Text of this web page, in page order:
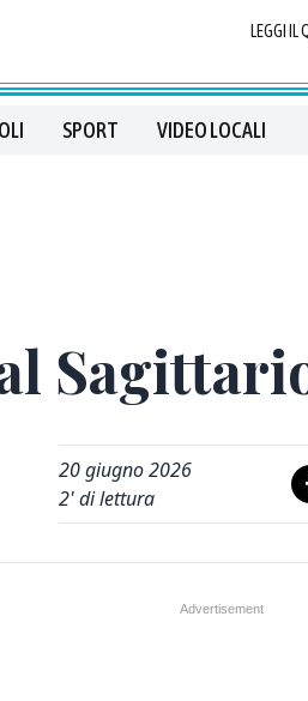
LEGGI
SPORT VIDEO LOCALI
20 giugno 2026
2' di lettura